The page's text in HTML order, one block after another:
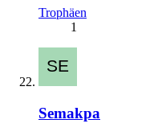
Trophäen
1
Semakpa